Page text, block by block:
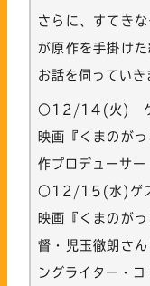
さらに、すてき
が原作を手掛け
お話を伺っていき
○12/14(火) ゲ
映画『くまのが
作プロデューサー
○12/15(水)ゲス
映画『くまのが
督・児玉徹朗さ
ングライター・コ